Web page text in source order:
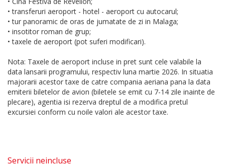
• transferuri aeroport - hotel - aeroport cu autocarul;
• tur panoramic de oras de jumatate de zi in Malaga;
• insotitor roman de grup;
• taxele de aeroport (pot suferi modificari).
Nota: Taxele de aeroport incluse in pret sunt cele valabile la
data lansarii programului, respectiv luna martie 2026. In situatia
majorarii acestor taxe de catre compania aeriana pana la data
emiterii biletelor de avion (biletele se emit cu 7-14 zile inainte de
plecare), agentia isi rezerva dreptul de a modifica pretul
excursiei conform cu noile valori ale acestor taxe.
Servicii neincluse